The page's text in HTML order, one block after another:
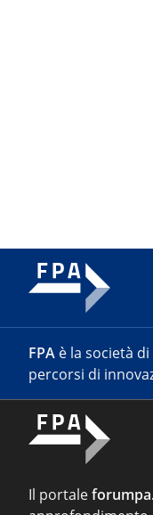
FPA è la società
percorsi di
Il portale